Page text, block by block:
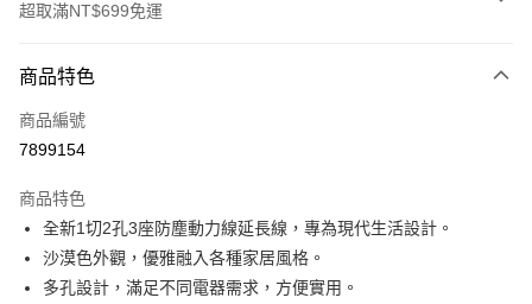
超取滿NT$699免運
信用卡一次付款
信用卡分期付款
合作金庫商業銀行
華南商業銀行
彰化商業銀行
上海商業儲蓄銀行
台北富邦商業銀行
國泰世華商業銀行
兆豐國際商業銀行
超商取貨付款
LINE Pay
商品特色
商品編號
7899154
商品特色
全新1切2孔3座防塵動力線延長線，專為現代生活設計。
沙漠色外觀，優雅融入各種家居風格。
多孔設計，滿足不同電器需求，方便實用。